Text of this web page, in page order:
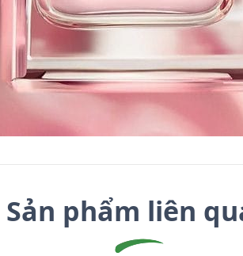
Sản phẩm liên